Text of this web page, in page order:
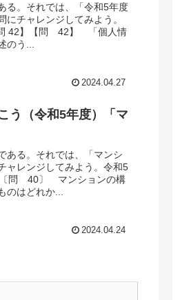
る。それでは、「令和5年度
チャレンジしてみよう。
42】【問 42】 「個人情
のう...
2024.04.27
う（令和5年度）「マ
ある。それでは、「マンシ
ャレンジしてみよう。令和5
問 40〕 マンションの構
のはどれか...
2024.04.24